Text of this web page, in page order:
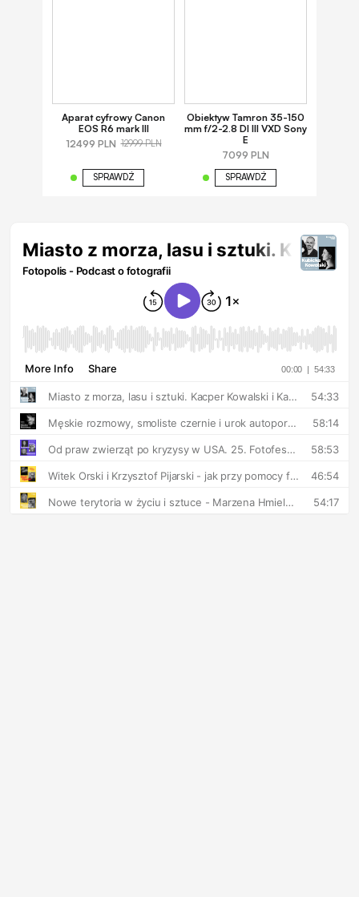
Aparat cyfrowy Canon
EOS R6 mark III
12499 PLN 12999 PLN
SPRAWDŹ
Obiektyw Tamron 35-150
mm f/2-2.8 DI III VXD Sony
E
7099 PLN
SPRAWDŹ